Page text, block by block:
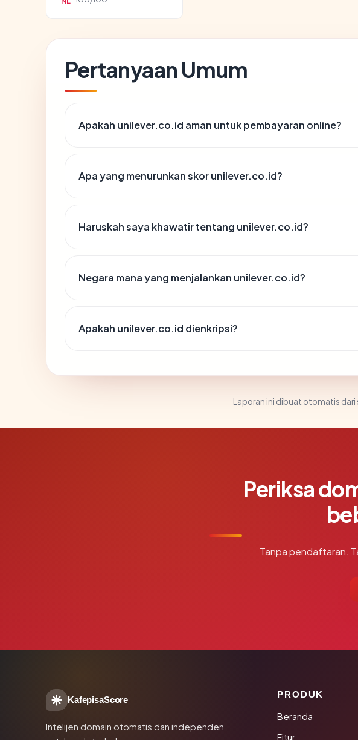
Pertanyaan Umum
Apakah unilever.co.id aman untuk pembayaran online?
Apa yang menurunkan skor unilever.co.id?
Haruskah saya khawatir tentang unilever.co.id?
Negara mana yang menjalankan unilever.co.id?
Apakah unilever.co.id dienkripsi?
Laporan ini dibuat otomatis dari
Periksa
Tanpa pendaftaran.
KafepisaScore
Intelijen domain otomatis dan independen
PRODUK
Beranda
Fitur